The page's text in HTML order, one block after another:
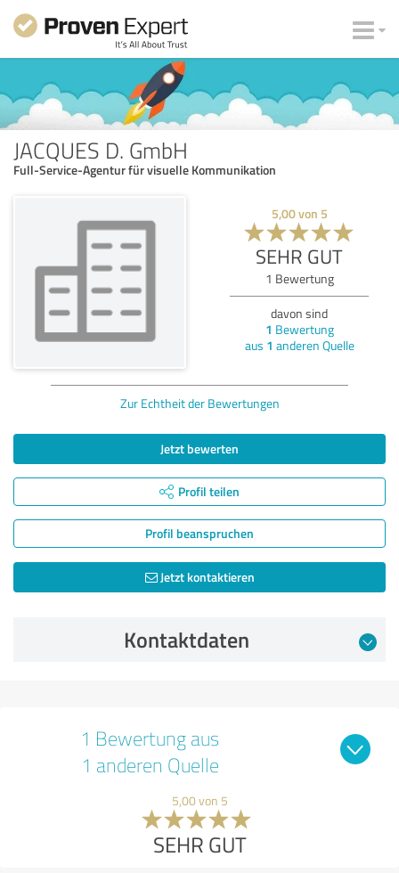
JACQUES D. GmbH
Full-Service-Agentur für visuelle Kommunikation
5,00von 5
SEHR GUT
1 Bewertung
davon sind
1 Bewertung
aus 1 anderen Quelle
Zur Echtheit der Bewertungen
Jetzt bewerten
Profil teilen
Profil beanspruchen
Jetzt kontaktieren
Kontaktdaten
1 Bewertung aus
1 anderen Quelle
5,00 von 5
SEHR GUT